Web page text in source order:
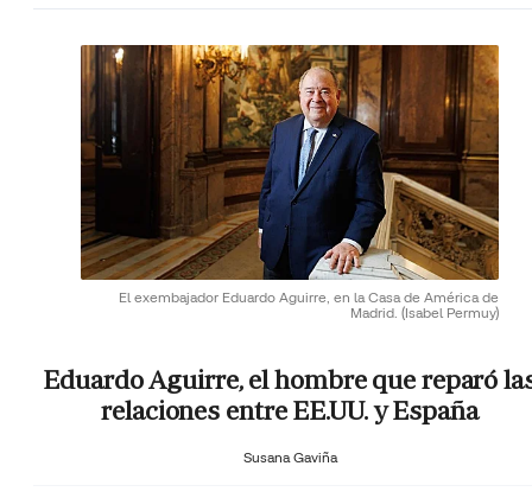
El exembajador Eduardo Aguirre, en la Casa de América de
Madrid. (Isabel Permuy)
Eduardo Aguirre, el hombre que reparó
relaciones entre EE.UU. y España
Susana Gaviña